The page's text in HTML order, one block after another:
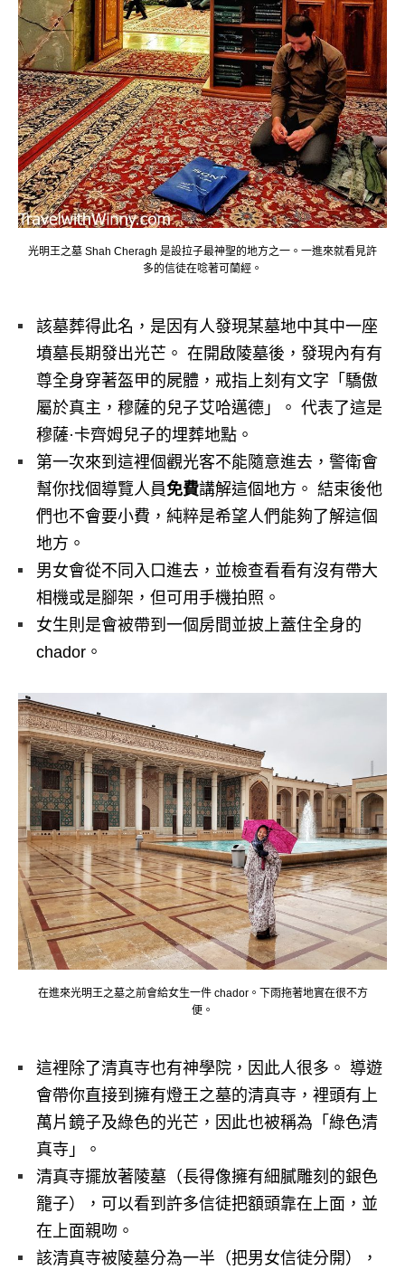
光明王之墓 Shah Cheragh 是設拉子最神聖的地方之一。一進來就看見許
多的信徒在唸著可蘭經。
該墓葬得此名，是因有人發現某墓地中其中一座
墳墓長期發出光芒。 在開啟陵墓後，發現內有有
尊全身穿著盔甲的屍體，戒指上刻有文字「驕傲
屬於真主，穆薩的兒子艾哈邁德」。 代表了這是
穆薩·卡齊姆兒子的埋葬地點。
第一次來到這裡個觀光客不能隨意進去，警衛會
幫你找個導覽人員免費講解這個地方。 結束後他
們也不會要小費，純粹是希望人們能夠了解這個
地方。
男女會從不同入口進去，並檢查看看有沒有帶大
相機或是腳架，但可用手機拍照。
女生則是會被帶到一個房間並披上蓋住全身的
chador。
在進來光明王之墓之前會給女生一件 chador。下雨拖著地實在很不方
便。
這裡除了清真寺也有神學院，因此人很多。 導遊
會帶你直接到擁有燈王之墓的清真寺，裡頭有上
萬片鏡子及綠色的光芒，因此也被稱為「綠色清
真寺」。
清真寺擺放著陵墓（長得像擁有細膩雕刻的銀色
籠子），可以看到許多信徒把額頭靠在上面，並
在上面親吻。
該清真寺被陵墓分為一半（把男女信徒分開），